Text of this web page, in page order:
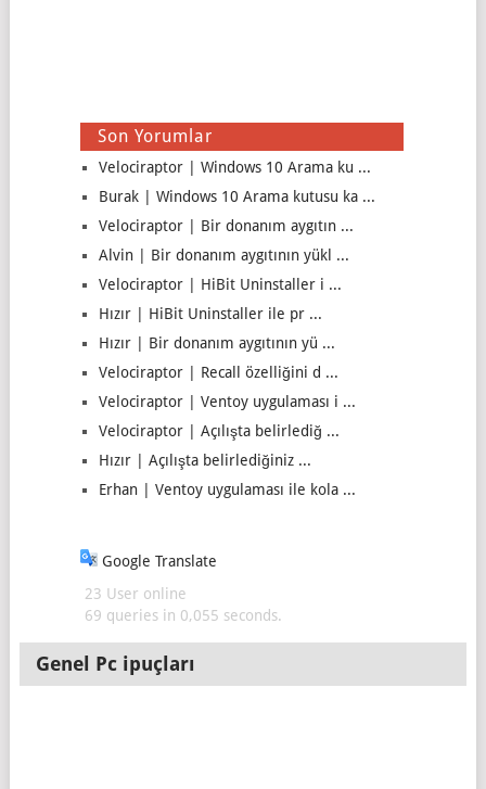
Son Yorumlar
Velociraptor | Windows 10 Arama ku ...
Burak | Windows 10 Arama kutusu ka ...
Velociraptor | Bir donanım aygıtın ...
Alvin | Bir donanım aygıtının yükl ...
Velociraptor | HiBit Uninstaller i ...
Hızır | HiBit Uninstaller ile pr ...
Hızır | Bir donanım aygıtının yü ...
Velociraptor | Recall özelliğini d ...
Velociraptor | Ventoy uygulaması i ...
Velociraptor | Açılışta belirlediğ ...
Hızır | Açılışta belirlediğiniz ...
Erhan | Ventoy uygulaması ile kola ...
Google Translate
23 User online
69 queries in 0,055 seconds.
Genel Pc ipuçları